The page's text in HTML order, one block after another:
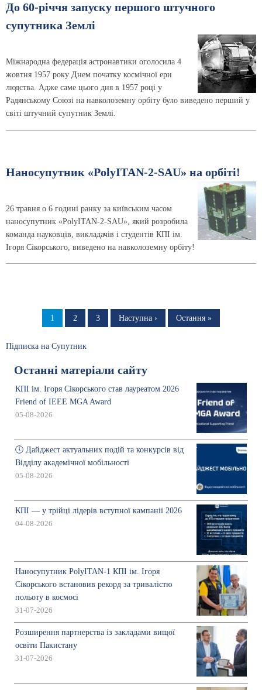
До 60-річчя запуску першого штучного
супутника Землі
Міжнародна федерація астронавтики оголосила 4
жовтня 1957 року Днем початку космічної ери
людства. Адже саме цього дня в 1957 році у
Радянському Союзі на навколоземну орбіту було виведено перший у
світі штучний супутник Землі.
Наносупутник «PolyITAN-2-SAU» на орбіті!
26 травня о 6 годині ранку за київським часом
наносупутник «PolyITAN-2-SAU», який розробила
команда науковців, викладачів і студентів КПІ ім.
Ігоря Сікорського, виведено на навколоземну орбіту!
Сторінка
1 Сторінка
2 Сторінка
3
Наступна
Наступна ›
Остання
Остання »
Підписка на Супутник
Останні матеріали сайту
КПІ ім. Ігоря Сікорського став лауреатом 2026
Friend of IEEE MGA Award
05-08-2026
🕔 Дайджест актуальних подій та конкурсів від
Відділу академічної мобільності
05-08-2026
КПІ — у трійці лідерів вступної кампанії 2026
04-08-2026
Наносупутник PolyITAN-1 КПІ ім. Ігоря
Сікорського встановив рекорд за тривалістю
польоту в космосі
31-07-2026
Розширення партнерства із закладами вищої
освіти Пакистану
31-07-2026